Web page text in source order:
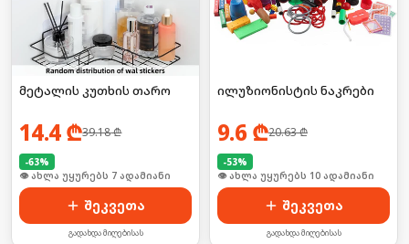
მეტალის კუთხის თარო
14.4₾39.18₾
-63%
🛒 ბოლო 24სთ-ში იყიდა 13-მა
შეკვეთა
გადახდა მიღებისას
ილუზიონისტის ნაკრები
9.6 ₾20.63₾
-53%
🛒 ბოლო 24სთ-ში იყიდა 18-მა
შეკვეთა
გადახდა მიღებისას